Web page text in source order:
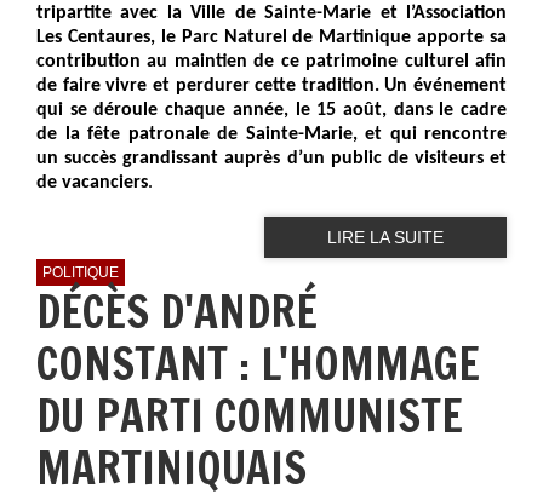
tripartite avec la Ville de Sainte-Marie et l’Association
Les Centaures, le Parc Naturel de Martinique apporte sa
contribution au maintien de ce patrimoine culturel afin
de faire vivre et perdurer cette tradition. Un événement
qui se déroule chaque année, le 15 août, dans le cadre
de la fête patronale de Sainte-Marie, et qui rencontre
un succès grandissant auprès d’un public de visiteurs et
de vacanciers.
LIRE LA SUITE
POLITIQUE
DÉCÈS D'ANDRÉ
CONSTANT : L'HOMMAGE
DU PARTI COMMUNISTE
MARTINIQUAIS